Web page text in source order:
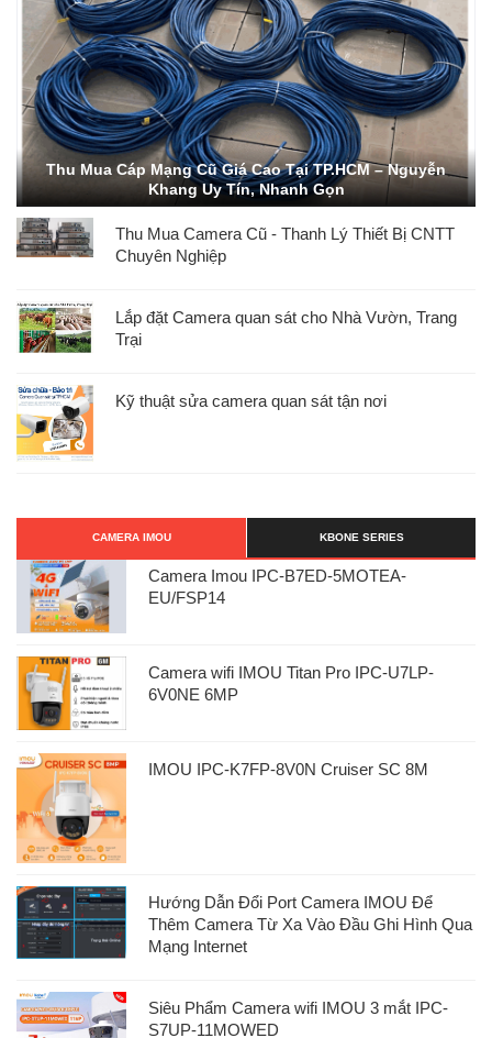
Thu Mua Cáp Mạng Cũ Giá Cao Tại TP.HCM – Nguyễn
Khang Uy Tín, Nhanh Gọn
Thu Mua Camera Cũ - Thanh Lý Thiết Bị CNTT
Chuyên Nghiệp
Lắp đặt Camera quan sát cho Nhà Vườn, Trang
Trại
Kỹ thuật sửa camera quan sát tận nơi
CAMERA IMOU KBONE SERIES
Camera Imou IPC-B7ED-5MOTEA-
EU/FSP14
Camera wifi IMOU Titan Pro IPC-U7LP-
6V0NE 6MP
IMOU IPC-K7FP-8V0N Cruiser SC 8M
Hướng Dẫn Đổi Port Camera IMOU Để
Thêm Camera Từ Xa Vào Đầu Ghi Hình Qua
Mạng Internet
Siêu Phẩm Camera wifi IMOU 3 mắt IPC-
S7UP-11MOWED